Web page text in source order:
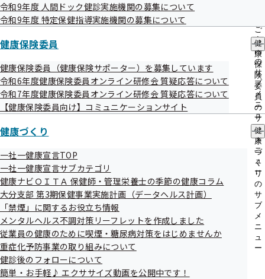
先
覧
メ
ニ
ュ
ー
ご
案
内
の
サ
ブ
メ
ニ
ュ
ー
令和9年度 人間ドック健診実施機関の募集について
令和9年度 特定保健指導実施機関の募集について
健康保険委員
健
康
保
険
委
員
の
サ
ブ
メ
ニ
ュ
ー
健康保険委員（健康保険サポーター）を募集しています
令和6年度健康保険委員オンライン研修会 質疑応答について
令和7年度健康保険委員オンライン研修会 質疑応答について
【健康保険委員向け】コミュニケーションサイト
健康づくり
健
康
づ
く
り
の
サ
ブ
メ
ニ
ュ
ー
一社一健康宣言TOP
一社一健康宣言サブカテゴリ
健康ナビＯＩＴＡ 保健師・管理栄養士の季節の健康コラム
大分支部 第3期保健事業実施計画（データヘルス計画）
「禁煙」に関するお役立ち情報
メンタルヘルス不調対策リーフレットを作成しました
従業員の健康のために喫煙・糖尿病対策をはじめませんか
重症化予防事業の取り組みについて
健診後のフォローについて
簡単・お手軽♪ エクササイズ動画を公開中です！
令和08年08月07日
（令和8年熊本地震関連情報）医療機関等における一部負担
金の免除について
災害情報
NEW
令和08年08月04日
健康保険コラムを掲載しました
令和08年08月04日
情報提供サービスを一時停止させていただきます
令和08年07月31日
本部における事務処理誤り等の発生状況について（令和8年
4月～6月）
令和08年07月30日
事務処理誤り等の発生状況について（令和8年4月～6月）